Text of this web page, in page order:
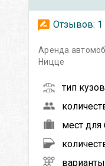
Отзывов: 1
Аренда
Ницце
тип
мест для